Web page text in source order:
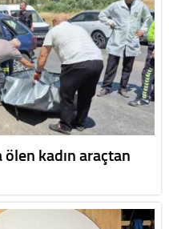
kadın araçtan